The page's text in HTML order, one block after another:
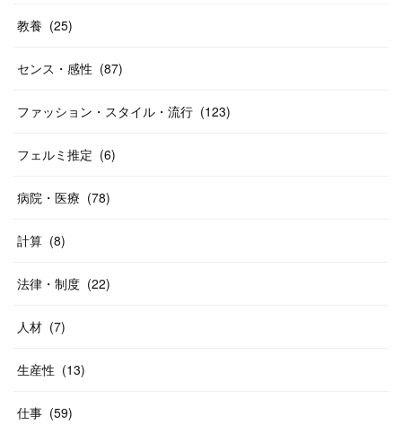
教養 (25)
センス・感性 (87)
ファッション・スタイル・流行 (123)
フェルミ推定 (6)
病院・医療 (78)
計算 (8)
法律・制度 (22)
人材 (7)
生産性 (13)
仕事 (59)